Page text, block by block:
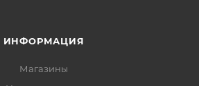
ИНФОРМАЦИЯ
Магазины